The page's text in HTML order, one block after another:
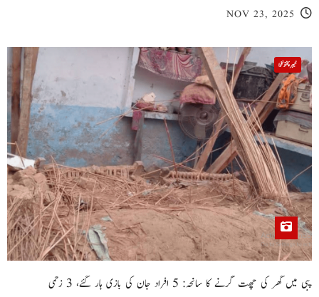
NOV 23, 2025
خیبر پختونخوا
پبی میں گھر کی چھت گرنے کا سانحہ: 5 افراد جان کی بازی ہار گئے، 3 زخمی